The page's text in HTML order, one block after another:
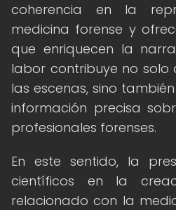
coherencia en la
medicina forense y
que enriquecen la
labor contribuye no solo
las escenas, sino
información precisa
profesionales forenses.
En este sentido, la
científicos en la
relacionado con la